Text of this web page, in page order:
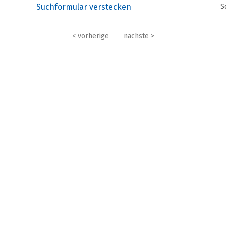
Suchformular verstecken
< vorherige nächste >